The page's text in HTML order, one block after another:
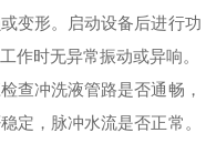
变形。启动设备后进行功
作时无异常振动或异响。
查冲洗液管路是否通畅，
定，脉冲水流是否正常。